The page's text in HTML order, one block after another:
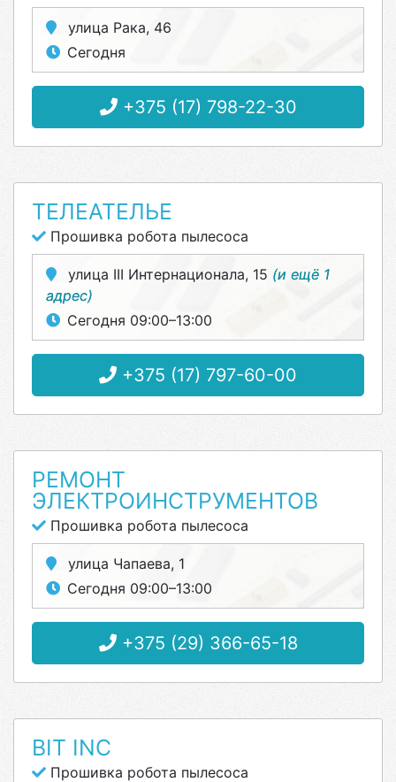
улица Рака, 46
Сегодня
+375 (17) 798-22-30
ТЕЛЕАТЕЛЬЕ
Прошивка робота пылесоса
улица III Интернационала, 15 (и ещё 1
адрес)
Сегодня 09:00–13:00
+375 (17) 797-60-00
РЕМОНТ
ЭЛЕКТРОИНСТРУМЕНТОВ
Прошивка робота пылесоса
улица Чапаева, 1
Сегодня 09:00–13:00
+375 (29) 366-65-18
BIT INC
Прошивка робота пылесоса